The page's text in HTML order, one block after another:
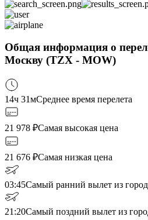
Общая информация о
Москву (TZX - MOW)
14ч 31мСреднее время перелета
21 978 ₽Самая высокая цена
21 676 ₽Самая низкая цена
03:45Самый ранний вылет из
21:20Самый поздний вылет из